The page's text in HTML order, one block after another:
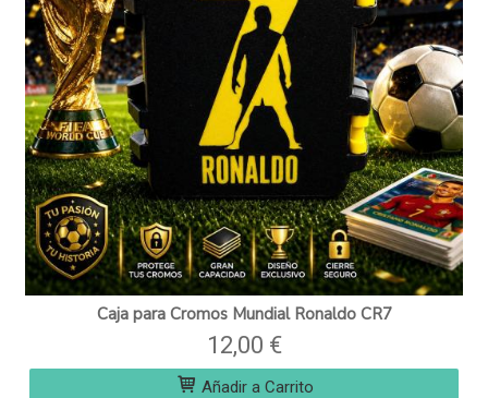
Caja para Cromos Mundial Ronaldo CR7
12,00 €
Añadir a Carrito